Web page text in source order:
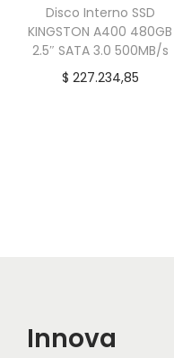
Disco Interno SSD
KINGSTON A400 480GB
2.5″ SATA 3.0 500MB/s
$ 227.234,85
Innova